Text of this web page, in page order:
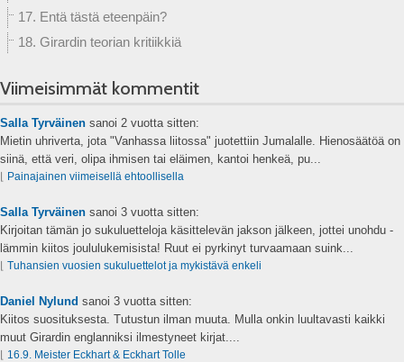
17. Entä tästä eteenpäin?
18. Girardin teorian kritiikkiä
Viimeisimmät kommentit
Salla Tyrväinen sanoi 2 vuotta sitten:
Mietin uhriverta, jota "Vanhassa liitossa" juotettiin Jumalalle. Hienosäätöä on
siinä, että veri, olipa ihmisen tai eläimen, kantoi henkeä, pu...
Painajainen viimeisellä ehtoollisella
Salla Tyrväinen sanoi 3 vuotta sitten:
Kirjoitan tämän jo sukuluetteloja käsittelevän jakson jälkeen, jottei unohdu -
lämmin kiitos joululukemisista! Ruut ei pyrkinyt turvaamaan suink...
Tuhansien vuosien sukuluettelot ja mykistävä enkeli
Daniel Nylund sanoi 3 vuotta sitten:
Kiitos suosituksesta. Tutustun ilman muuta. Mulla onkin luultavasti kaikki
muut Girardin englanniksi ilmestyneet kirjat....
16.9. Meister Eckhart & Eckhart Tolle